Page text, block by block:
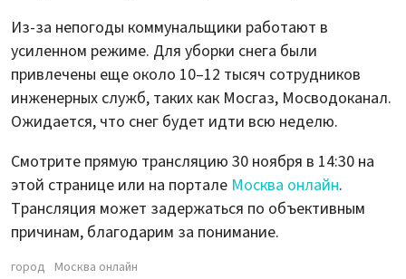
Из-за непогоды коммунальщики работают в
усиленном режиме. Для уборки снега были
привлечены еще около 10–12 тысяч сотрудников
инженерных служб, таких как Мосгаз, Мосводоканал.
Ожидается, что снег будет идти всю неделю.
Смотрите прямую трансляцию 30 ноября в 14:30 на
этой странице или на портале Москва онлайн.
Трансляция может задержаться по объективным
причинам, благодарим за понимание.
город Москва онлайн